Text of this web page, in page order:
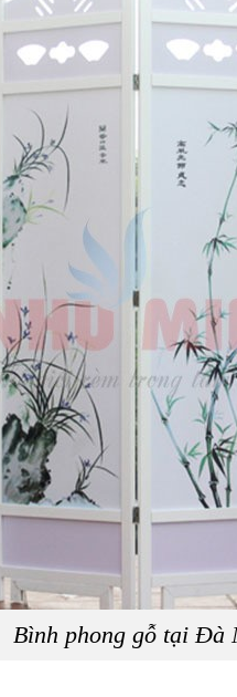
Bình phong gỗ tại Đà